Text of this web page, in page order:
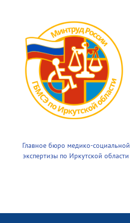
Главное бюро медико-социальной
экспертизы по Иркутской области